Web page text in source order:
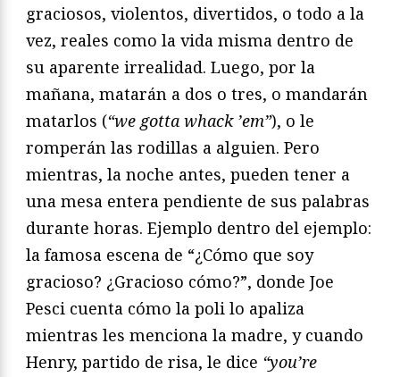
graciosos, violentos, divertidos, o todo a la
vez, reales como la vida misma dentro de
su aparente irrealidad. Luego, por la
mañana, matarán a dos o tres, o mandarán
matarlos (“we gotta whack ’em”), o le
romperán las rodillas a alguien. Pero
mientras, la noche antes, pueden tener a
una mesa entera pendiente de sus palabras
durante horas. Ejemplo dentro del ejemplo:
la famosa escena de “¿Cómo que soy
gracioso? ¿Gracioso cómo?”, donde Joe
Pesci cuenta cómo la poli lo apaliza
mientras les menciona la madre, y cuando
Henry, partido de risa, le dice “you’re